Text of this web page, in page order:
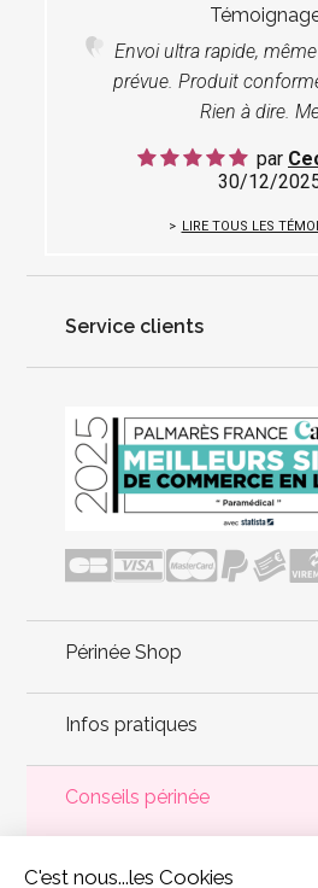
Envoi ultra rapide,
prévue. Produit
Rien à dire.
par
30/12/
LIRE TOUS LES
Service clients
Périnée Shop
Infos pratiques
Conseils périnée
est précieux ! Il est
de muscler et de rééduquer le
C'est nous...les Cookies